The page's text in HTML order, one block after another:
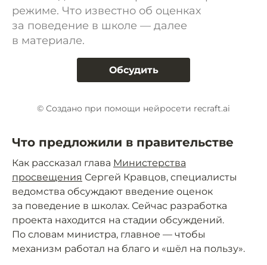
режиме. Что известно об оценках
за поведение в школе — далее
в материале.
Обсудить
© Создано при помощи нейросети recraft.ai
Что предложили в правительстве
Как рассказал глава Министерства
просвещения Сергей Кравцов, специалисты
ведомства обсуждают введение оценок
за поведение в школах. Сейчас разработка
проекта находится на стадии обсуждений.
По словам министра, главное — чтобы
механизм работал на благо и «шёл на пользу».